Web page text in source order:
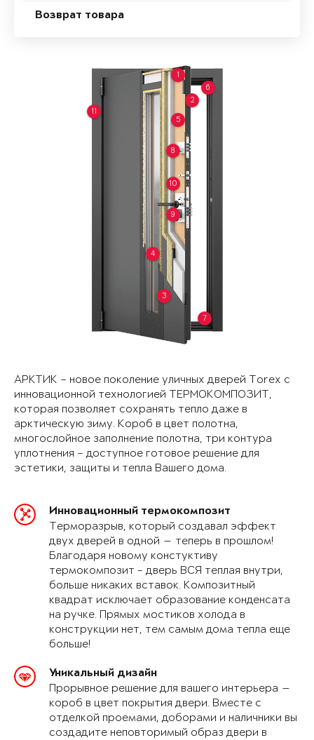
Возврат товара
1
2
3
4
5
6
7
8
9
10
11
АРКТИК – новое поколение уличных дверей Torex с
инновационной технологией ТЕРМОКОМПОЗИТ,
которая позволяет сохранять тепло даже в
арктическую зиму. Короб в цвет полотна,
многослойное заполнение полотна, три контура
уплотнения – доступное готовое решение для
эстетики, защиты и тепла Вашего дома.
Инновационный термокомпозит
Терморазрыв, который создавал эффект
двух дверей в одной — теперь в прошлом!
Благодаря новому констуктиву
термокомпозит - дверь ВСЯ теплая внутри,
больше никаких вставок. Композитный
квадрат исключает образование конденсата
на ручке. Прямых мостиков холода в
конструкции нет, тем самым дома тепла еще
больше!
Уникальный дизайн
Прорывное решение для вашего интерьера —
короб в цвет покрытия двери. Вместе с
отделкой проемами, доборами и наличники вы
создадите неповторимый образ двери в